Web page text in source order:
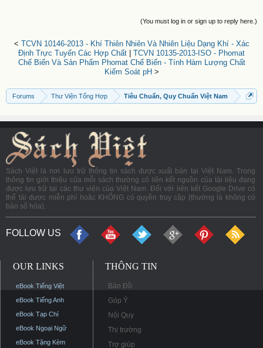
(You must log in or sign up to reply here.)
< TCVN 10146-2013 - Khí Thiên Nhiên Và Nhiên Liệu Dạng Khí - Xác
Định Trực Tuyến Các Hợp Chất
TCVN 10135-2013-ISO - Phomat
Chế Biến Và Sản Phẩm Phomat Chế Biến - Tính Hàm Lượng Chất
Kiểm Soát pH >
Forums Thư Viện Tổng Hợp Tiêu Chuẩn, Quy Chuẩn Việt Nam
Sách Việt là nơi lưu trữ thông tin sách được xuất bản tại Việt Nam. Trong
thông tin giới thiệu của mỗi sách thường có liên kết nguồn của tài liệu đang
được lưu trữ tại các thư viện của Việt Nam. Đối với liên kết Google Drive có
thể tải được miễn phí hoặc KHÔNG có quyền truy cập (thường là không có
bản số hóa).
FOLLOW US
OUR LINKS
eBook Tiếng Việt
eBook Tiếng Anh
eBook Tạp Chí
eBook Ngoại Ngữ
eBook Tặng Kèm
THÔNG TIN
Bản Đồ
Góp Ý
Nội Quy
Thị trường
Trợ giúp